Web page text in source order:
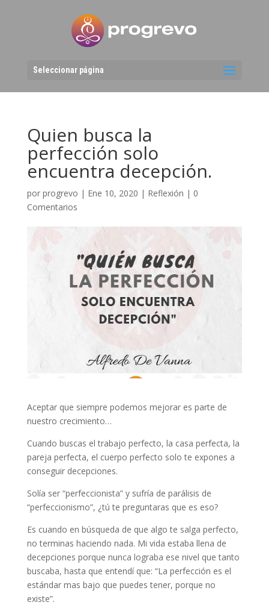
Seleccionar página
Quien busca la
perfección solo
encuentra decepción.
por progrevo | Ene 10, 2020 | Reflexión | 0
Comentarios
Aceptar que siempre podemos mejorar es parte de
nuestro crecimiento…
Cuando buscas el trabajo perfecto, la casa perfecta, la
pareja perfecta, el cuerpo perfecto solo te expones a
conseguir decepciones.
Solía ser “perfeccionista” y sufría de parálisis de
“perfeccionismo”, ¿tú te preguntaras que es eso?
Es cuando en búsqueda de que algo te salga perfecto,
no terminas haciendo nada. Mi vida estaba llena de
decepciones porque nunca lograba ese nivel que tanto
buscaba, hasta que entendí que: “La perfección es el
estándar mas bajo que puedes tener, porque no
existe”.